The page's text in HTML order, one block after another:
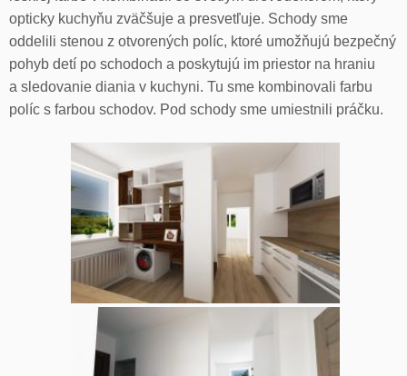
opticky kuchyňu zväčšuje a presvetľuje. Schody sme
oddelili stenou z otvorených políc, ktoré umožňujú bezpečný
pohyb detí po schodoch a poskytujú im priestor na hraniu
a sledovanie diania v kuchyni. Tu sme kombinovali farbu
políc s farbou schodov. Pod schody sme umiestnili práčku.